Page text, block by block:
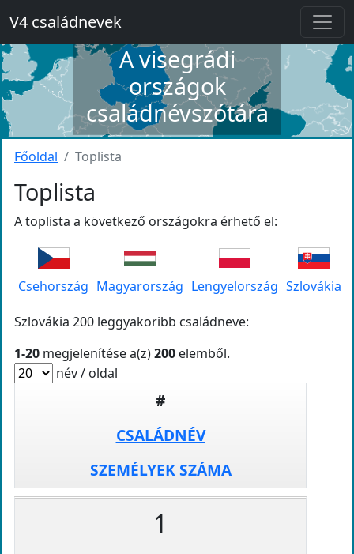
V4 családnevek
A visegrádi
országok
családnévszótára
Főoldal Toplista
Toplista
A toplista a következő országokra érhető el:
Csehország Magyarország Lengyelország Szlovákia
Szlovákia 200 leggyakoribb családneve:
1-20 megjelenítése a(z)200 elemből.
név / oldal
#
CSALÁDNÉV
SZEMÉLYEK SZÁMA
1